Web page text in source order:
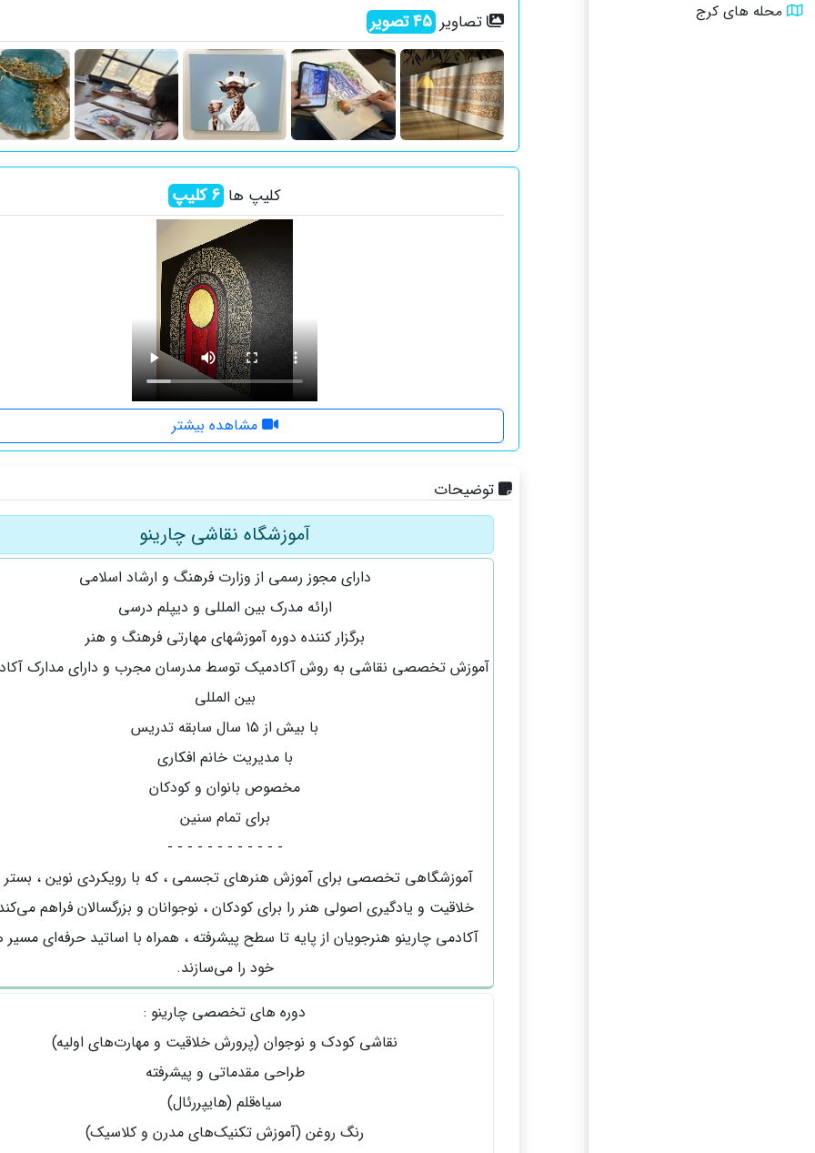
محله های کرج
تصاویر 45تصویر
کلیپ ها 6کلیپ
مشاهده بیشتر
توضیحات
آموزشگاه نقاشی چارینو
دارای مجوز رسمی از وزارت فرهنگ و ارشاد اسلامی
ارائه مدرک بین المللی و دیپلم درسی
برگزار کننده دوره آموزشهای مهارتی فرهنگ و هنر
آموزش تخصصی نقاشی به روش آکادمیک توسط مدرسان مجرب و دارای مدارک
بین المللی
با بیش از ۱۵ سال سابقه تدریس
با مدیریت خانم افکاری
مخصوص بانوان و کودکان
برای تمام سنین
- - - - - - - - - - - -
آموزشگاهی تخصصی برای آموزش هنرهای تجسمی ، که با رویکردی نوین ،
خلاقیت و یادگیری اصولی هنر را برای کودکان ، نوجوانان و بزرگسالان فراهم
آکادمی چارینو هنرجویان از پایه تا سطح پیشرفته ، همراه با اساتید حرفه‌ای
خود را می‌سازند.
دوره های تخصصی چارینو :
نقاشی کودک و نوجوان (پرورش خلاقیت و مهارت‌های اولیه)
طراحی مقدماتی و پیشرفته
سیاه‌قلم (هایپررئال)
رنگ روغن (آموزش تکنیک‌های مدرن و کلاسیک)